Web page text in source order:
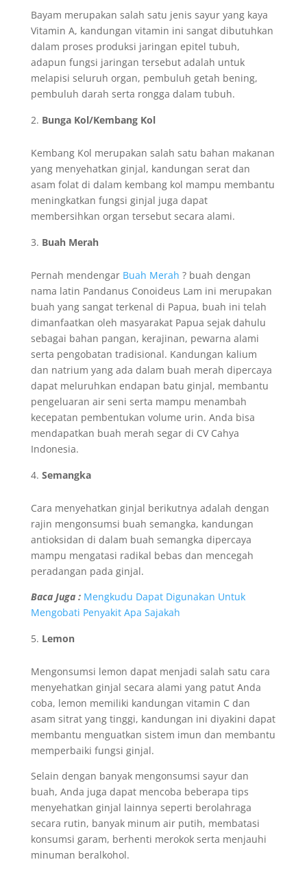
Bayam merupakan salah satu jenis sayur yang kaya
Vitamin A, kandungan vitamin ini sangat dibutuhkan
dalam proses produksi jaringan epitel tubuh,
adapun fungsi jaringan tersebut adalah untuk
melapisi seluruh organ, pembuluh getah bening,
pembuluh darah serta rongga dalam tubuh.
Bunga Kol/Kembang Kol
Kembang Kol merupakan salah satu bahan makanan
yang menyehatkan ginjal, kandungan serat dan
asam folat di dalam kembang kol mampu membantu
meningkatkan fungsi ginjal juga dapat
membersihkan organ tersebut secara alami.
Buah Merah
Pernah mendengar Buah Merah ? buah dengan
nama latin Pandanus Conoideus Lam ini merupakan
buah yang sangat terkenal di Papua, buah ini telah
dimanfaatkan oleh masyarakat Papua sejak dahulu
sebagai bahan pangan, kerajinan, pewarna alami
serta pengobatan tradisional. Kandungan kalium
dan natrium yang ada dalam buah merah dipercaya
dapat meluruhkan endapan batu ginjal, membantu
pengeluaran air seni serta mampu menambah
kecepatan pembentukan volume urin. Anda bisa
mendapatkan buah merah segar di CV Cahya
Indonesia.
Semangka
Cara menyehatkan ginjal berikutnya adalah dengan
rajin mengonsumsi buah semangka, kandungan
antioksidan di dalam buah semangka dipercaya
mampu mengatasi radikal bebas dan mencegah
peradangan pada ginjal.
Baca Juga : Mengkudu Dapat Digunakan Untuk
Mengobati Penyakit Apa Sajakah
Lemon
Mengonsumsi lemon dapat menjadi salah satu cara
menyehatkan ginjal secara alami yang patut Anda
coba, lemon memiliki kandungan vitamin C dan
asam sitrat yang tinggi, kandungan ini diyakini dapat
membantu menguatkan sistem imun dan membantu
memperbaiki fungsi ginjal.
Selain dengan banyak mengonsumsi sayur dan
buah, Anda juga dapat mencoba beberapa tips
menyehatkan ginjal lainnya seperti berolahraga
secara rutin, banyak minum air putih, membatasi
konsumsi garam, berhenti merokok serta menjauhi
minuman beralkohol.